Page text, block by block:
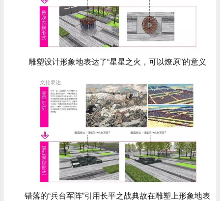
雕塑设计形象地表达了“星星之火，可以燎原”的意义
错落的“兵台军阵”引用长平之战典故在雕塑上形象地表